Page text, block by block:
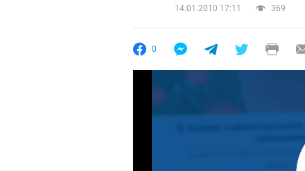
14.01.2010 17:11
369
0